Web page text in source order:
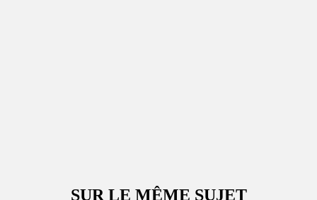
SUR LE MÊME SUJET